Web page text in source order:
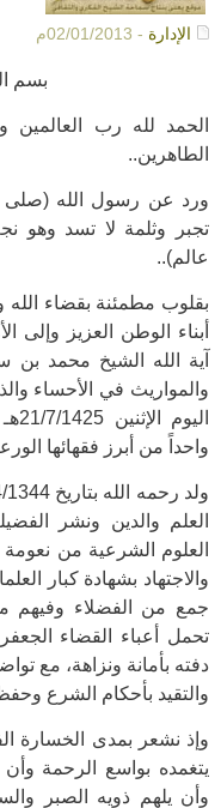
الإدارة - 02/01/2013م
بسم
الحمد لله رب العالمين
الطاهرين..
ورد عن رسول الله (صلى
تجبر وثلمة لا تسد
عالم)..
بقلوب مطمئنة بقضاء
أبناء الوطن العزيز وإلى
آية الله الشيخ محمد
والمواريث في الأحساء
واحداً من أبرز فقهائها
العلم والدين ونشر
العلوم الشرعية من
والاجتهاد بشهادة كبار
جمع من الفضلاء وفيهم
دفته بأمانة ونزاهة، مع
والتقيد بأحكام الشرع
وإذ نشعر بمدى الخسارة
يتغمده بواسع الرحمة
وأن يلهم ذويه الصبر